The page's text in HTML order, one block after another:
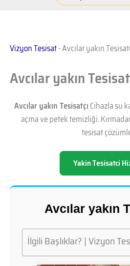
Vizyon Tesisat-Avcılar yakın
Avcılar yakın
Avcılar yakın TesisatçıCihazla su
açma ve petek temizliği.
tesisat
Yakin Tesisatci
Avcılar yakın
İlgili Başlıklar? | Vizyon